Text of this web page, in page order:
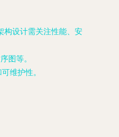
构设计需关注性能、安
图等。
维护性。